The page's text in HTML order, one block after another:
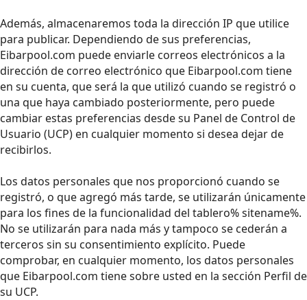
Además, almacenaremos toda la dirección IP que utilice
para publicar. Dependiendo de sus preferencias,
Eibarpool.com puede enviarle correos electrónicos a la
dirección de correo electrónico que Eibarpool.com tiene
en su cuenta, que será la que utilizó cuando se registró o
una que haya cambiado posteriormente, pero puede
cambiar estas preferencias desde su Panel de Control de
Usuario (UCP) en cualquier momento si desea dejar de
recibirlos.
Los datos personales que nos proporcionó cuando se
registró, o que agregó más tarde, se utilizarán únicamente
para los fines de la funcionalidad del tablero% sitename%.
No se utilizarán para nada más y tampoco se cederán a
terceros sin su consentimiento explícito. Puede
comprobar, en cualquier momento, los datos personales
que Eibarpool.com tiene sobre usted en la sección Perfil de
su UCP.